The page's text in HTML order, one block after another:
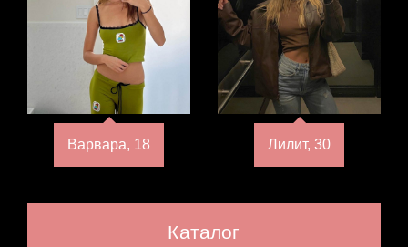
Варвара, 18 Лилит, 30
Каталог